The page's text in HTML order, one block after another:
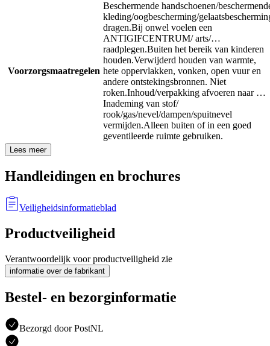
Voorzorgsmaatregelen
Beschermende handschoenen/
kleding/oogbescherming/
dragen.Bij onwel voelen een
ANTIGIFCENTRUM/ arts/…
raadplegen.Buiten het bereik van kinderen
houden.Verwijderd houden van warmte,
hete oppervlakken, vonken, open vuur en
andere ontstekingsbronnen. Niet
roken.Inhoud/verpakking afvoeren naar …
Inademing van stof/
rook/gas/nevel/dampen/spuitnevel
vermijden.Alleen buiten of in een goed
geventileerde ruimte gebruiken.
Lees meer
Handleidingen en brochures
Veiligheidsinformatieblad
Productveiligheid
Verantwoordelijk voor productveiligheid zie
informatie over de fabrikant
Bestel- en bezorginformatie
Bezorgd door PostNL